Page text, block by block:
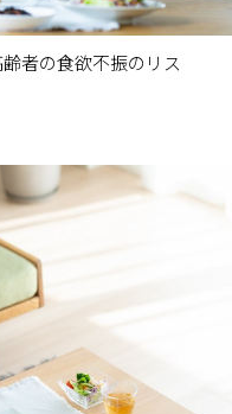
者の食欲不振のリス